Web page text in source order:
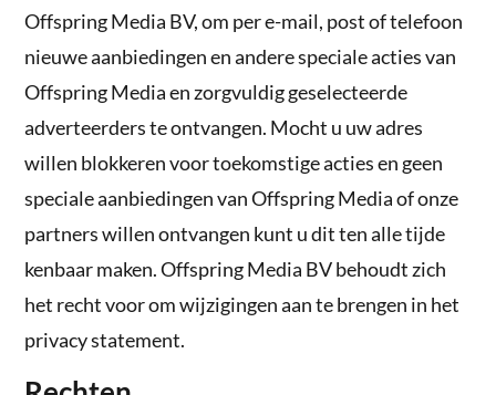
Offspring Media BV, om per e-mail, post of telefoon
nieuwe aanbiedingen en andere speciale acties van
Offspring Media en zorgvuldig geselecteerde
adverteerders te ontvangen. Mocht u uw adres
willen blokkeren voor toekomstige acties en geen
speciale aanbiedingen van Offspring Media of onze
partners willen ontvangen kunt u dit ten alle tijde
kenbaar maken. Offspring Media BV behoudt zich
het recht voor om wijzigingen aan te brengen in het
privacy statement.